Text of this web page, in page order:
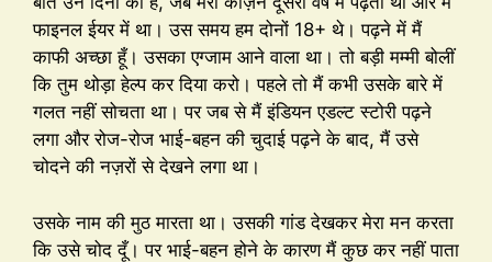
फाइनल ईयर में था। उस समय हम दोनों 18+ थे। पढ़ने में मैं
काफी अच्छा हूँ। उसका एग्जाम आने वाला था। तो बड़ी मम्मी बोलीं
कि तुम थोड़ा हेल्प कर दिया करो। पहले तो मैं कभी उसके बारे में
गलत नहीं सोचता था। पर जब से मैं इंडियन एडल्ट स्टोरी पढ़ने
लगा और रोज-रोज भाई-बहन की चुदाई पढ़ने के बाद, मैं उसे
चोदने की नज़रों से देखने लगा था।
उसके नाम की मुठ मारता था। उसकी गांड देखकर मेरा मन करता
कि उसे चोद दूँ। पर भाई-बहन होने के कारण मैं कुछ कर नहीं पाता